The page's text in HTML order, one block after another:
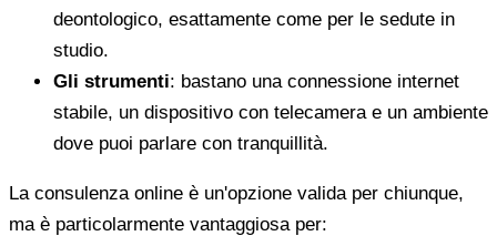
deontologico, esattamente come per le sedute in
studio.
Gli strumenti: bastano una connessione internet
stabile, un dispositivo con telecamera e un ambiente
dove puoi parlare con tranquillità.
La consulenza online è un'opzione valida per chiunque,
ma è particolarmente vantaggiosa per: